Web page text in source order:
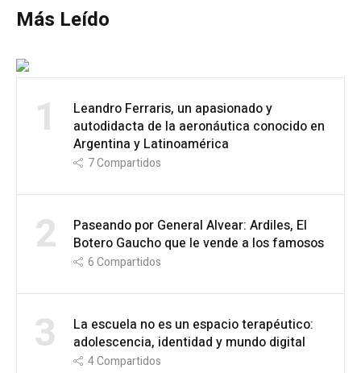
Más Leído
1
Leandro Ferraris, un apasionado y
autodidacta de la aeronáutica conocido en
Argentina y Latinoamérica
7Compartidos
2
Paseando por General Alvear: Ardiles, El
Botero Gaucho que le vende a los famosos
6Compartidos
3
La escuela no es un espacio terapéutico:
adolescencia, identidad y mundo digital
4Compartidos